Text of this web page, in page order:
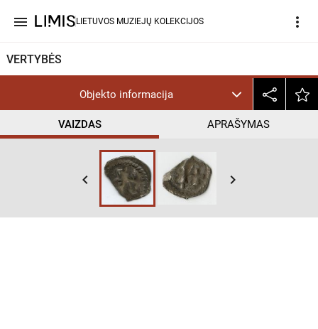
menu LIETUVOS MUZIEJŲ KOLEKCIJOS more_vert
VERTYBĖS
Objekto informacija
VAIZDAS APRAŠYMAS
keyboard_arrow_left keyboard_arrow_right